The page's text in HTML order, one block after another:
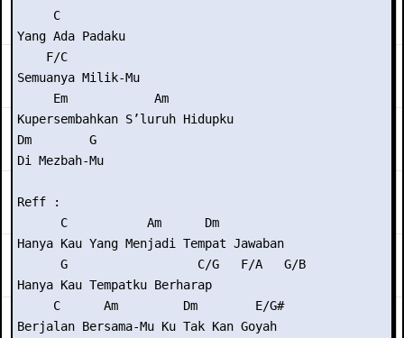
     C
Yang Ada Padaku
    F/C
Semuanya Milik-Mu
     Em            Am
Kupersembahkan S’luruh Hidupku
Dm        G
Di Mezbah-Mu
Reff :
      C           Am      Dm
Hanya Kau Yang Menjadi Tempat Jawaban
      G                  C/G   F/A   G/B
Hanya Kau Tempatku Berharap
     C      Am         Dm        E/G#
Berjalan Bersama-Mu Ku Tak Kan Goyah